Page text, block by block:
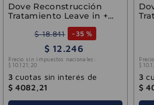
Dove Reconstrucción
Tratamiento Leave in +
Aminoácidos 110ml
$ 18.841 - 35 %
$ 12.246
Precio sin impuestos nacionales:
$ 10.121 , 20
3 cuotas sin interés de
$ 4082 21
$ 10.
3
$